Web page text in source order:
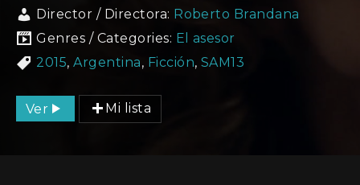
Director / Directora: Roberto Brandana
Genres / Categories: El asesor
2015,Argentina, Ficción,SAM13
Ver Mi lista